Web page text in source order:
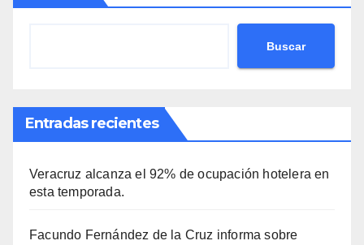
Buscar
Entradas recientes
Veracruz alcanza el 92% de ocupación hotelera en
esta temporada.
Facundo Fernández de la Cruz informa sobre